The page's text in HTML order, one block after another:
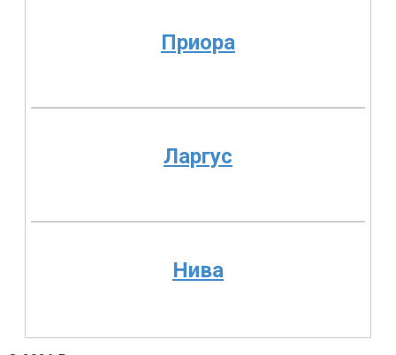
Приора
Ларгус
Нива